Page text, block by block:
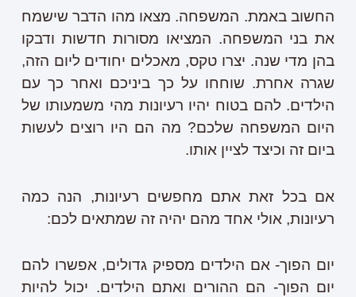
החשוב באמת. המשפחה. מצאו מהו הדבר שישמח
את בני המשפחה. המציאו מסורות חדשות ודבקו
בהן מדי שנה. יצרו טקס, מאכלים יחודים ליום הזה,
שגרה אחרת. שוחחו על כך ביניכם ואחר כך עם
הילדים. להם בטוח יהיו רעיונות מהי משמעותו של
היום המשפחה שלכם? מה הם היו רוצים לעשות
ביום זה וכיצד לציין אותו.
אם בכל זאת אתם מחפשים רעיונות, הנה כמה
רעיונות, אולי אחד מהם יהיה זה שמתאים לכם:
יום הפוך- אם הילדים מספיק גדולים, אפשרו להם
יום הפוך- הם ההורים ואתם הילדים. יכול להיות